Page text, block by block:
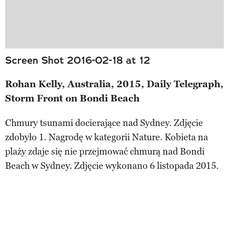
Screen Shot 2016-02-18 at 12
Rohan Kelly, Australia, 2015, Daily Telegraph,
Storm Front on Bondi Beach
Chmury tsunami docierające nad Sydney. Zdjęcie
zdobyło 1. Nagrodę w kategorii Nature. Kobieta na
plaży zdaje się nie przejmować chmurą nad Bondi
Beach w Sydney. Zdjęcie wykonano 6 listopada 2015.